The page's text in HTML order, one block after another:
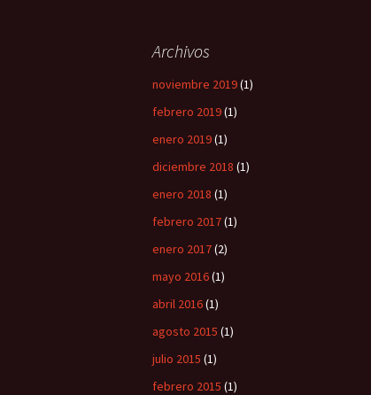
Archivos
noviembre 2019(1)
febrero 2019(1)
enero 2019(1)
diciembre 2018 (1)
enero 2018 (1)
febrero 2017(1)
enero 2017(2)
mayo 2016(1)
abril 2016(1)
agosto 2015 (1)
julio 2015 (1)
febrero 2015 (1)